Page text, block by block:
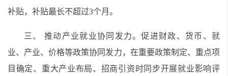
补贴，补贴最长不超过3个月。
三、 推动产业就业协同发力。促进财政、货币、就
业、产业、价格等政策协同发力，在重要政策制定、重点项
目确定、重大产业布局、招商引资时同步开展就业影响评